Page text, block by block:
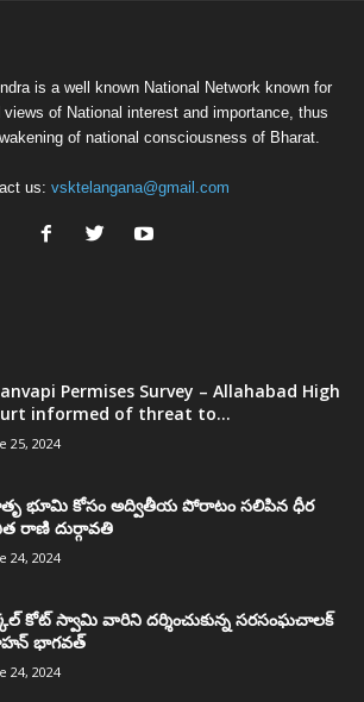
is a well known National Network known for
of National interest and importance, thus
of national consciousness of Bharat.
us: vsktelangana@gmail.com
Permises Survey – Allahabad High
informed of threat to...
25, 2024
భూమి కోసం అద్వితీయ పోరాటం సలిపిన ధీర
రాణి దుర్గావతి
24, 2024
కోట్‌ స్వామి వారిని దర్శించుకున్న సరసంఘచాలక్
భాగవత్
24, 2024